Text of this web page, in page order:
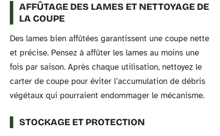
AFFÛTAGE DES LAMES ET NETTOYAGE DE
LA COUPE
Des lames bien affûtées garantissent une coupe nette
et précise. Pensez à affûter les lames au moins une
fois par saison. Après chaque utilisation, nettoyez le
carter de coupe pour éviter l’accumulation de débris
végétaux qui pourraient endommager le mécanisme.
STOCKAGE ET PROTECTION